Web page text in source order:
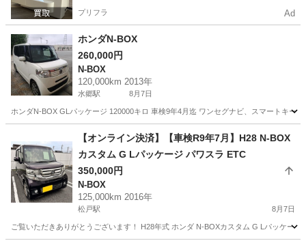
プリフラ Ad
ホンダN-BOX
260,000円
N-BOX
120,000km 2013年
水郷駅 8月7日
ホンダN-BOX GLパッケージ 120000キロ 車検9年4月迄 ワンセグナビ、スマートキ
水郷駅 N-BOX
【オンライン決済】【車検R9年7月】H28 N-BOX
カスタム G Lパッケージ パワスラ ETC
350,000円
N-BOX
125,000km 2016年
松戸駅 8月7日
ご覧いただきありがとうございます！ H28年式 ホンダ N-BOXカスタム G Lパッケー